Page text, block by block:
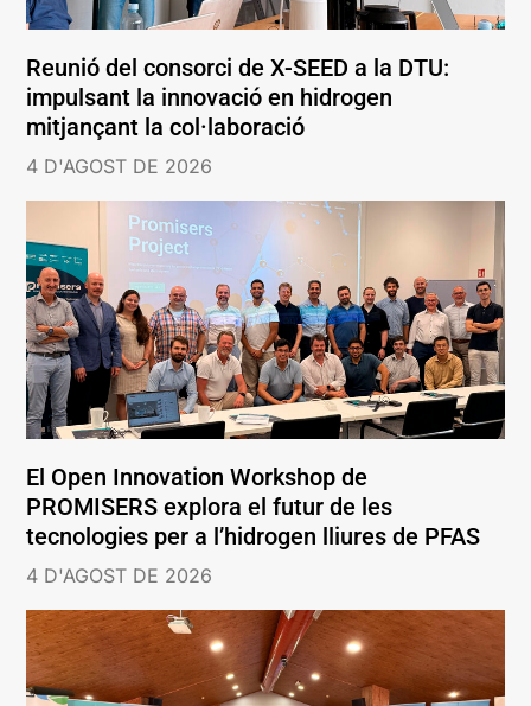
Reunió del consorci de X-SEED a la DTU:
impulsant la innovació en hidrogen
mitjançant la col·laboració
4 D'AGOST DE 2026
El Open Innovation Workshop de
PROMISERS explora el futur de les
tecnologies per a l’hidrogen lliures de PFAS
4 D'AGOST DE 2026